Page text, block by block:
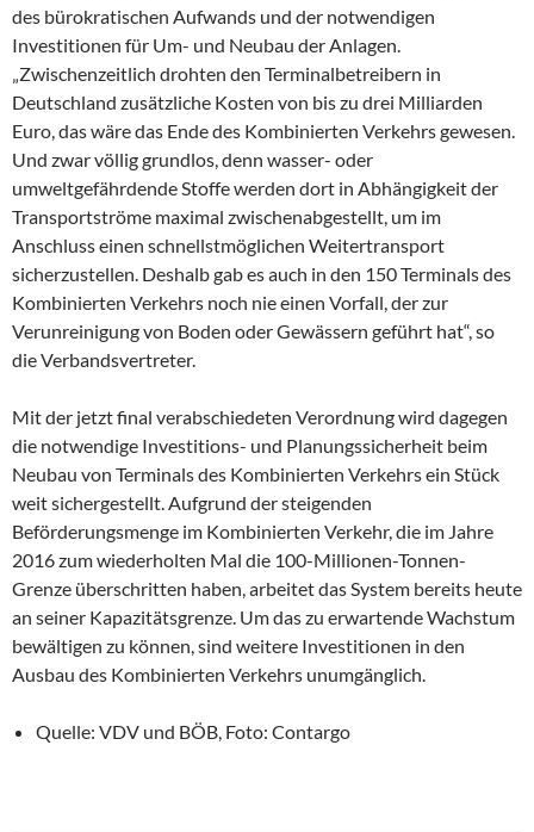
des bürokratischen Aufwands und der notwendigen
Investitionen für Um- und Neubau der Anlagen.
„Zwischenzeitlich drohten den Terminalbetreibern in
Deutschland zusätzliche Kosten von bis zu drei Milliarden
Euro, das wäre das Ende des Kombinierten Verkehrs gewesen.
Und zwar völlig grundlos, denn wasser- oder
umweltgefährdende Stoffe werden dort in Abhängigkeit der
Transportströme maximal zwischenabgestellt, um im
Anschluss einen schnellstmöglichen Weitertransport
sicherzustellen. Deshalb gab es auch in den 150 Terminals des
Kombinierten Verkehrs noch nie einen Vorfall, der zur
Verunreinigung von Boden oder Gewässern geführt hat“, so
die Verbandsvertreter.
Mit der jetzt final verabschiedeten Verordnung wird dagegen
die notwendige Investitions- und Planungssicherheit beim
Neubau von Terminals des Kombinierten Verkehrs ein Stück
weit sichergestellt. Aufgrund der steigenden
Beförderungsmenge im Kombinierten Verkehr, die im Jahre
2016 zum wiederholten Mal die 100-Millionen-Tonnen-
Grenze überschritten haben, arbeitet das System bereits heute
an seiner Kapazitätsgrenze. Um das zu erwartende Wachstum
bewältigen zu können, sind weitere Investitionen in den
Ausbau des Kombinierten Verkehrs unumgänglich.
Quelle: VDV und BÖB, Foto: Contargo